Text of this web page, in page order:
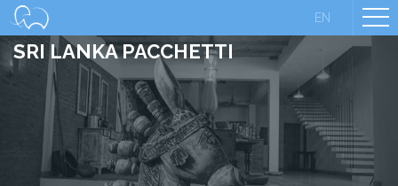
EN
Sri Lanka
SRI LANKA PACCHETTI